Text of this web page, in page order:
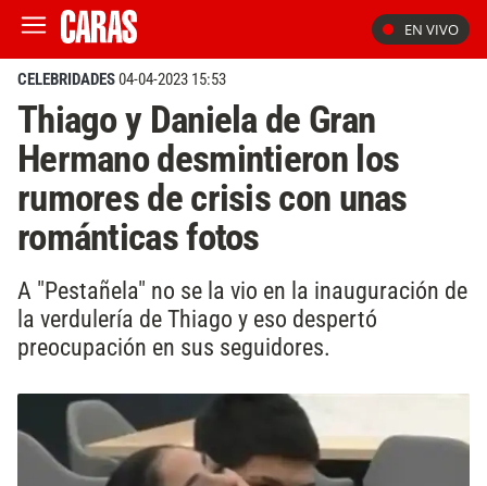
EN VIVO
CELEBRIDADES04-04-2023 15:53
Thiago y Daniela de Gran
Hermano desmintieron los
rumores de crisis con unas
románticas fotos
A "Pestañela" no se la vio en la inauguración de
la verdulería de Thiago y eso despertó
preocupación en sus seguidores.